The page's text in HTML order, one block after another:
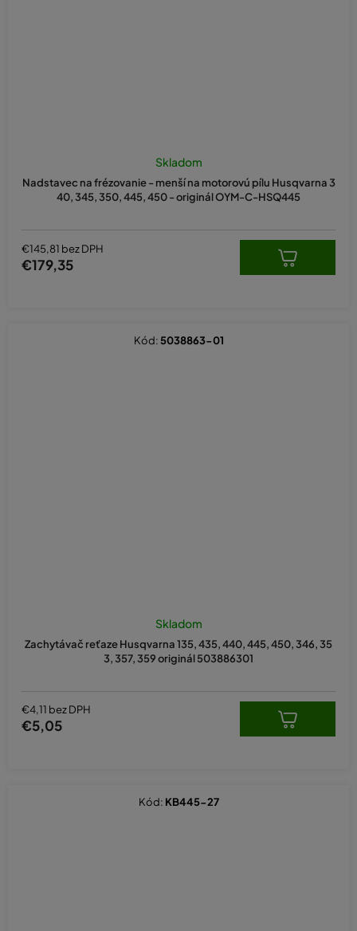
Nadstavec na frézovanie - menší na motorovú pílu Husqvarna 3
40, 345, 350, 445, 450 - originál OYM-C-HSQ445
Skladom
€145,81 bez DPH
€179,35
Zachytávač reťaze Husqvarna 135, 435, 440, 445, 450, 346, 35
3, 357, 359 originál 503886301
Skladom
€4,11 bez DPH
€5,05
Kód: 5038863-01
Kód: KB445-27